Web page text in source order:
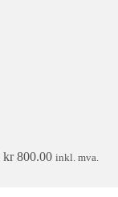
kr800.00 inkl. mva.